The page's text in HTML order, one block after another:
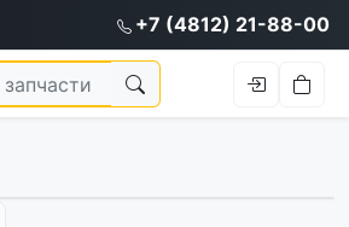
+7 (4812) 21-88-00